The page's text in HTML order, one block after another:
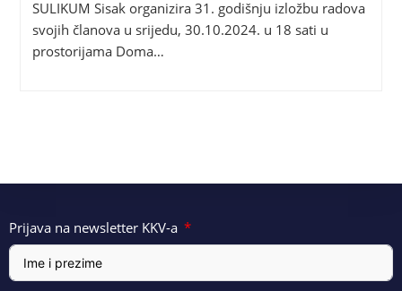
SULIKUM Sisak organizira 31. godišnju izložbu radova
svojih članova u srijedu, 30.10.2024. u 18 sati u
prostorijama Doma…
Prijava na newsletter KKV-a